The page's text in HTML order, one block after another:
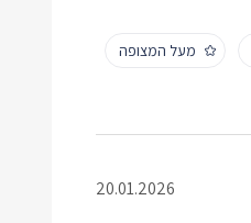
מעל המצופה
20.01.2026